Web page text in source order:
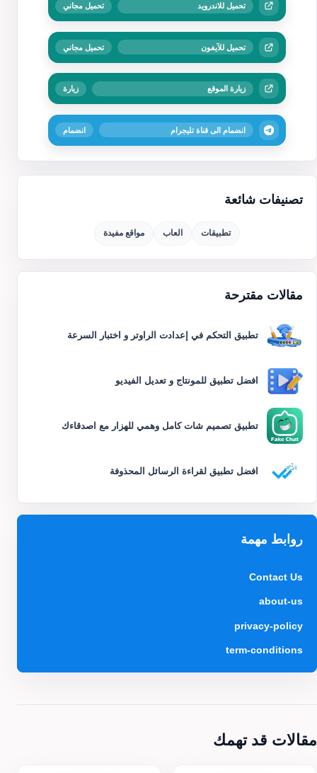
تصنيفات شائعة
تطبيقات العاب مواقع مفيدة
مقالات مقترحة
تطبيق التحكم في إعدادت الراوتر و اختبار السرعة
افضل تطبيق للمونتاج و تعديل الفيديو
تطبيق تصميم شات كامل وهمي للهزار مع اصدقاءك
افضل تطبيق لقراءة الرسائل المحذوفة
روابط مهمة
Contact Us
about-us
privacy-policy
term-conditions
تحميل للاندرويد تحميل مجاني
تحميل للآيفون تحميل مجاني
زيارة الموقع زيارة
انضمام الى قناة تليجرام انضمام
مقالات قد تهمك